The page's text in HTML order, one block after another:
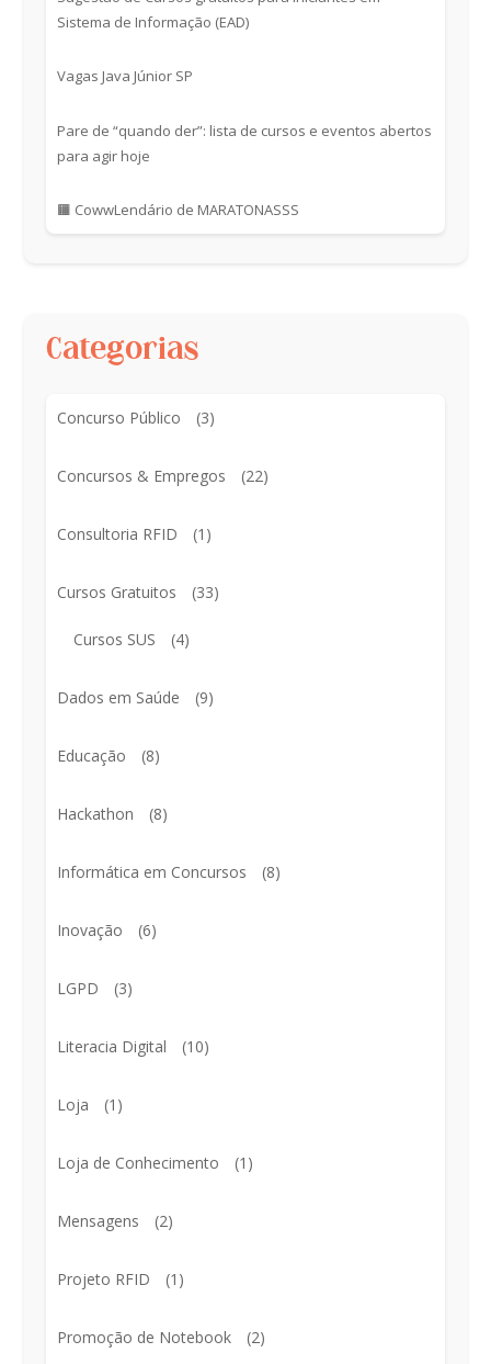
Sistema de Informação (EAD)
Vagas Java Júnior SP
Pare de “quando der”: lista de cursos e eventos abertos
para agir hoje
🟧 CowwLendário de MARATONASSS
Categorias
Concurso Público (3)
Concursos & Empregos (22)
Consultoria RFID (1)
Cursos Gratuitos (33)
Cursos SUS (4)
Dados em Saúde (9)
Educação (8)
Hackathon (8)
Informática em Concursos (8)
Inovação (6)
LGPD (3)
Literacia Digital (10)
Loja (1)
Loja de Conhecimento (1)
Mensagens (2)
Projeto RFID (1)
Promoção de Notebook (2)